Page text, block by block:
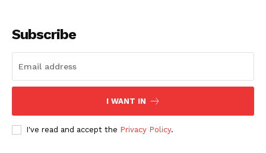
Subscribe
I WANT IN
I've read and accept the Privacy Policy.